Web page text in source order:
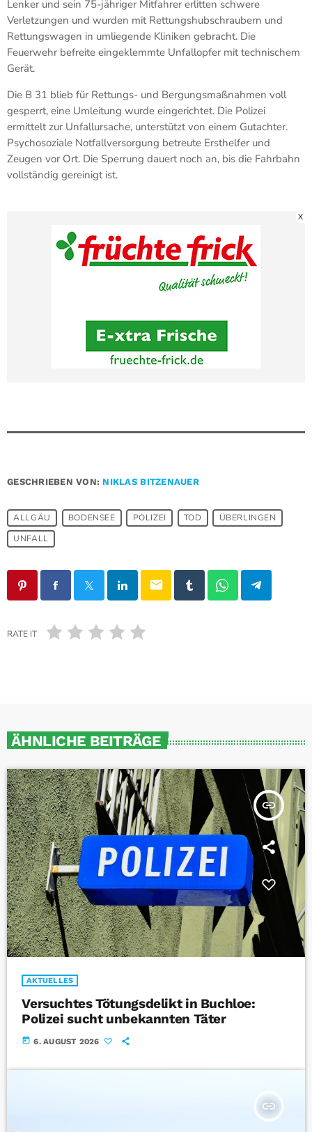
Lenker und sein 75-jähriger Mitfahrer erlitten schwere
Verletzungen und wurden mit Rettungshubschraubern und
Rettungswagen in umliegende Kliniken gebracht. Die
Feuerwehr befreite eingeklemmte Unfallopfer mit technischem
Gerät.
Die B 31 blieb für Rettungs- und Bergungsmaßnahmen voll
gesperrt, eine Umleitung wurde eingerichtet. Die Polizei
ermittelt zur Unfallursache, unterstützt von einem Gutachter.
Psychosoziale Notfallversorgung betreute Ersthelfer und
Zeugen vor Ort. Die Sperrung dauert noch an, bis die Fahrbahn
vollständig gereinigt ist.
X
GESCHRIEBEN VON: NIKLAS BITZENAUER
ALLGÄU BODENSEE POLIZEI TOD
ÜBERLINGEN
UNFALL
email
RATE IT
ÄHNLICHE BEITRÄGE
insert_link
AKTUELLES
Versuchtes Tötungsdelikt in Buchloe:
Polizei sucht unbekannten Täter
today 6. AUGUST 2026
insert_link